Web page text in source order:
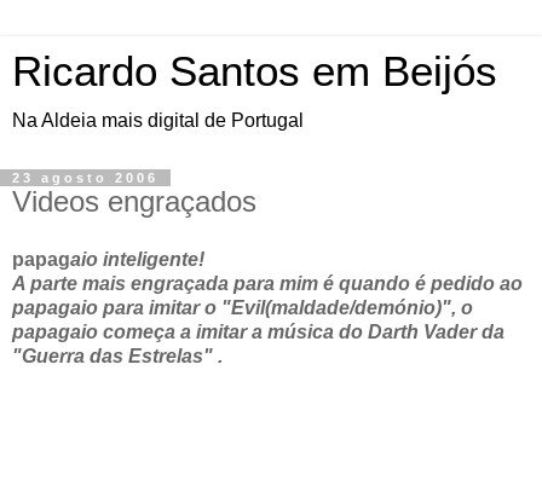
Ricardo Santos em Beijós
Na Aldeia mais digital de Portugal
23 agosto 2006
Videos engraçados
papagaio inteligente!
A parte mais engraçada para mim é quando é pedido ao
papagaio para imitar o "Evil(maldade/demónio)", o
papagaio começa a imitar a música do Darth Vader da
"Guerra das Estrelas" .